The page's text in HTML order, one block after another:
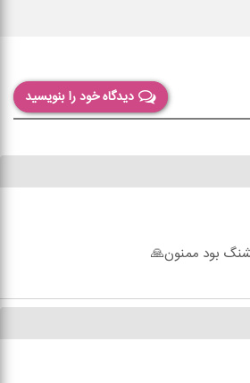
دیدگاه خود را بنویسید